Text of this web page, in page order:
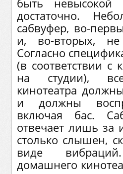
быть
достаточно.
сабвуфер, во-
и, во-вторых,
Согласно
(в соответствии с
на студии),
кинотеатра
и должны
включая бас.
отвечает лишь за
столько слышен,
виде
домашнего